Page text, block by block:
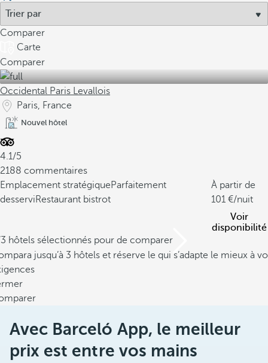
Comparer
Carte
Comparer
Occidental Paris Levallois
Paris, France
Nouvel hôtel
4.1/5
2188 commentaires
Emplacement stratégiqueParfaitement
desserviRestaurant bistrot
À partir de
101
/nuit
Voir
disponibilité
hôtels sélectionnés pour de comparer
jusqu’à 3 hôtels et réserve le qui s’adapte le mieux à
Avec Barceló App, le meilleur
prix est entre vos mains